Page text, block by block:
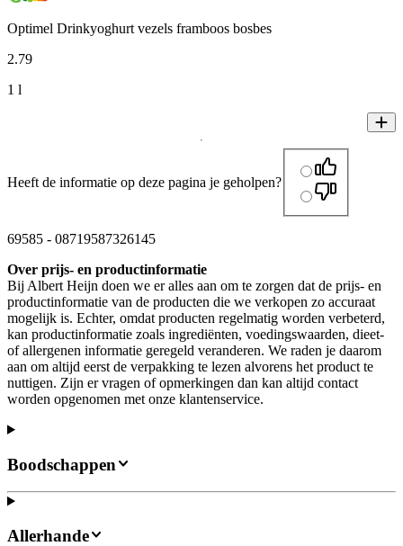
Optimel Drinkyoghurt vezels framboos bosbes
2.79
1 l
Heeft de informatie op deze pagina je geholpen?
69585 - 08719587326145
Over prijs- en productinformatie
Bij Albert Heijn doen we er alles aan om te zorgen dat de prijs- en
productinformatie van de producten die we verkopen zo accuraat
mogelijk is. Echter, omdat producten regelmatig worden verbeterd,
kan productinformatie zoals ingrediënten, voedingswaarden, dieet-
of allergenen informatie geregeld veranderen. We raden je daarom
aan om altijd eerst de verpakking te lezen alvorens het product te
nuttigen. Zijn er vragen of opmerkingen dan kan altijd contact
worden opgenomen met onze klantenservice.
Boodschappen
Allerhande